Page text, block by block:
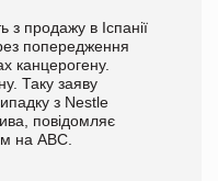
з продажу в Іспанії
попередження
канцерогену.
Таку заяву
з Nestle
повідомляє
на АВС.